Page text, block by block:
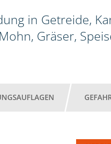
in Getreide,
Mohn, Gräser,